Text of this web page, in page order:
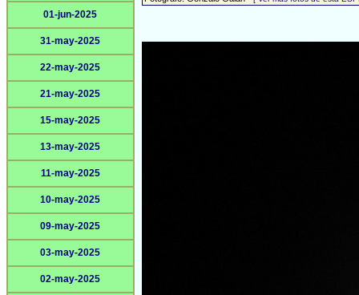
01-jun-2025
31-may-2025
22-may-2025
21-may-2025
15-may-2025
13-may-2025
11-may-2025
10-may-2025
09-may-2025
03-may-2025
02-may-2025